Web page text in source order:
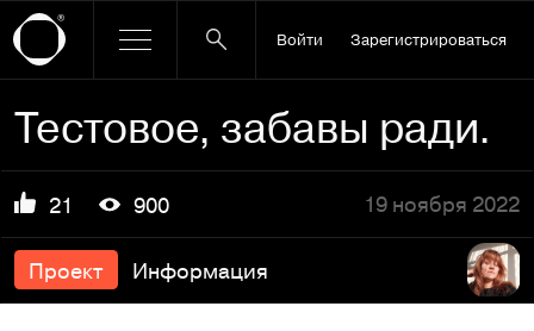
Войти Зарегистрироваться
Тестовое, забавы ради.
21 900 19 ноября 2022
Проект Информация